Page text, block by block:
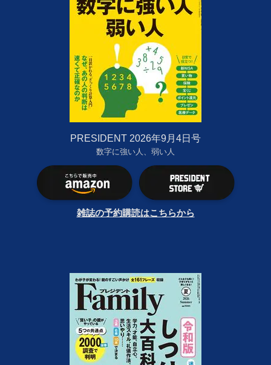
PRESIDENT 2026年9月4日号
数字に強い人、弱い人
雑誌の予約購読はこちらから